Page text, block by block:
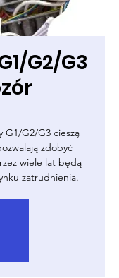
G2/G3
G1/G2/G3 cieszą
zdobyć
wiele lat będą
zatrudnienia.